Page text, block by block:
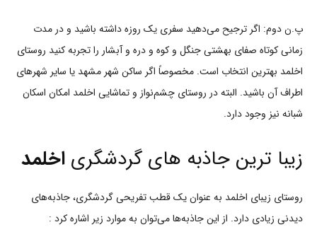
پ.ن دوم: اگر ترجیح می‌دهید سفری یک روزه داشته باشید و در مدت
زمانی کوتاه صفای بهشتی جنگل و کوه و دره و آبشار را تجربه کنید روستای
اخلمد بهترین انتخاب است. مخصوصاً اگر ساکن شهر مشهد یا سایر شهرهای
اطراف آن باشید. البته در روستای چشم‌نواز و تماشایی اخلمد امکان اسکان
شبانه نیز وجود دارد.
زیبا ترین جاذبه های گردشگری اخلمد
روستای زیبای اخلمد به عنوان یک قطب تفریحی گردشگری، جاذبه‌های
دیدنی زیادی دارد. از این جاذبه‌ها می‌توان به موارد زیر اشاره کرد :